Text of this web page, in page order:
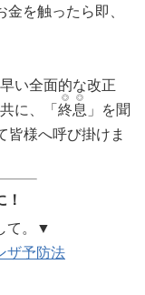
金を触ったら即、
い全面的な改正
に、「 終
◎
息
◎
」を聞
皆様へ呼び掛けま
！
て 。
▼
ザ予防法